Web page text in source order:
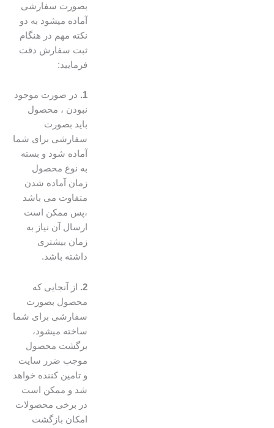
بصورت سفارشی
آماده میشود به دو
نکته مهم در هنگام
ثبت سفارش دقت
فرمایید:
در صورت موجود
نبودن ، محصول
باید بصورت
سفارشی برای شما
آماده شود و بسته
به نوع محصول
زمان آماده شدن
متفاوت می باشد
،پس ممکن است
ارسال آن نیاز به
زمان بیشتری
داشته باشد.
از آنجایی که
محصول بصورت
سفارشی برای شما
ساخته میشود،
برگشت محصول
موجب ضرر سایت
و تامین کننده خواهد
شد و ممکن است
در برخی محصولات
امکان بازگشت